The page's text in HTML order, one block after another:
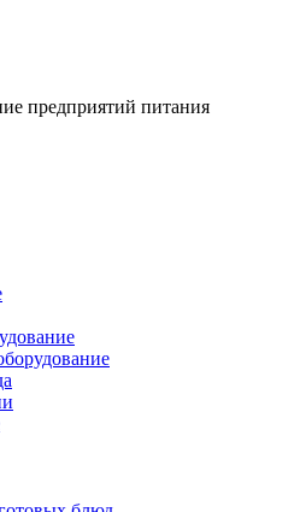
предприятий питания